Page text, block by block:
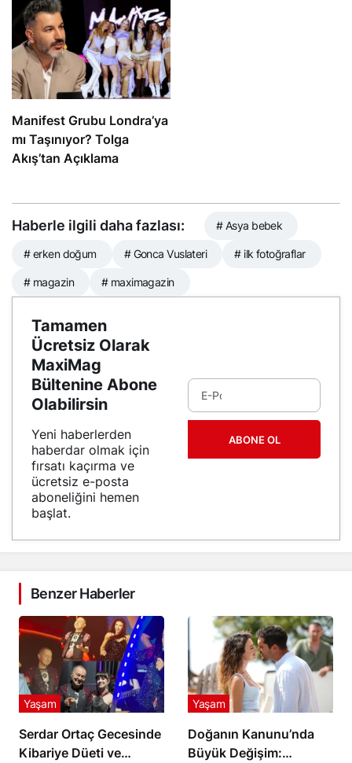
Manifest Grubu Londra’ya
mı Taşınıyor? Tolga
Akış’tan Açıklama
Haberle ilgili daha fazlası: # Asya bebek
# erken doğum # Gonca Vuslateri # ilk fotoğraflar
# magazin # maximagazin
Tamamen
Ücretsiz Olarak
MaxiMag
Bültenine Abone
Olabilirsin
Yeni haberlerden
haberdar olmak için
fırsatı kaçırma ve
ücretsiz e-posta
aboneliğini hemen
başlat.
ABONE OL
Benzer Haberler
Serdar Ortaç Gecesinde
Kibariye Düeti ve
Yaşam
Doğanın Kanunu’nda
Büyük Değişim:
Yaşam